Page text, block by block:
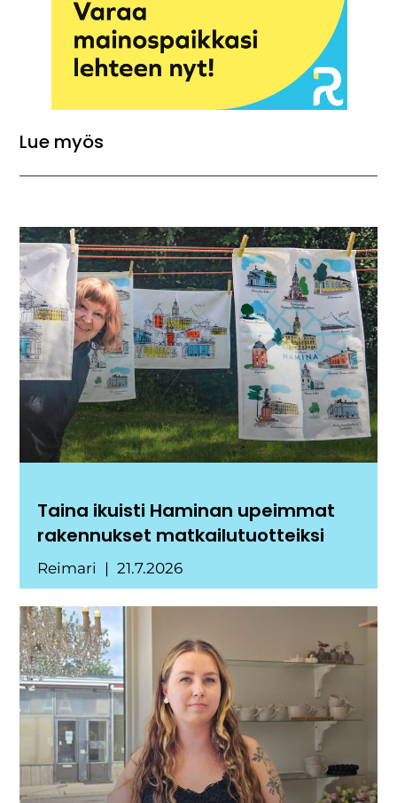
Lue myös
Taina ikuisti Haminan upeimmat
rakennukset matkailutuotteiksi
Reimari 21.7.2026